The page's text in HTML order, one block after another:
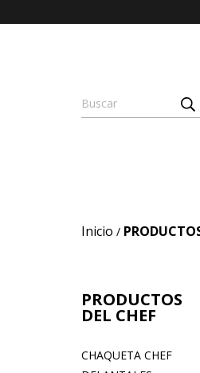
Inicio /
PRODUCTOS
DEL CHEF
CHAQUETA CHEF